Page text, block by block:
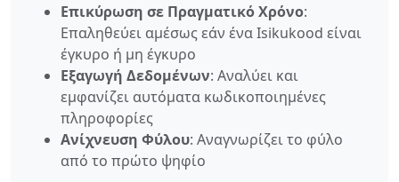
Επικύρωση σε Πραγματικό Χρόνο:
Επαληθεύει αμέσως εάν ένα Isikukood είναι
έγκυρο ή μη έγκυρο
Εξαγωγή Δεδομένων: Αναλύει και
εμφανίζει αυτόματα κωδικοποιημένες
πληροφορίες
Ανίχνευση Φύλου: Αναγνωρίζει το φύλο
από το πρώτο ψηφίο